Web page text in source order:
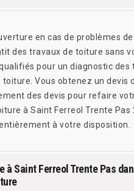
en cas de problèmes
des travaux de toiture sans
pour un diagnostic
toiture. Vous obtenez un
des devis pour refaire
à Saint Ferreol Trente
à votre disposition.
à Saint Ferreol Trente Pas